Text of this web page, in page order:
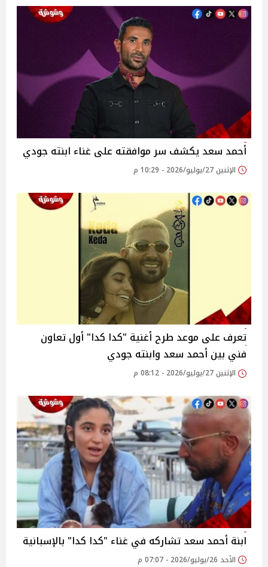
أحمد سعد يكشف سر موافقته على غناء ابنته جودي
الإثنين 27/يوليو/2026 - 10:29 م
تعرف على موعد طرح أغنية "كدا كدا" أول تعاون
فني بين أحمد سعد وابنته جودي
الإثنين 27/يوليو/2026 - 08:12 م
ابنة أحمد سعد تشاركه في غناء "كدا كدا" بالإسبانية
الأحد 26/يوليو/2026 - 07:07 م